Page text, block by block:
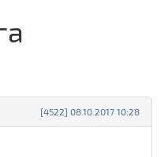
[4522] 08.10.2017 10:28